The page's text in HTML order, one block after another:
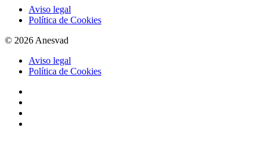
Aviso legal
Política de Cookies
© 2026 Anesvad
Aviso legal
Política de Cookies